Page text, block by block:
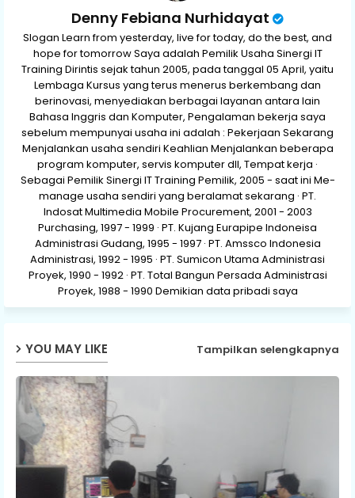
Denny Febiana Nurhidayat
Slogan Learn from yesterday, live for today, do the best, and
hope for tomorrow Saya adalah Pemilik Usaha Sinergi IT
Training Dirintis sejak tahun 2005, pada tanggal 05 April, yaitu
Lembaga Kursus yang terus menerus berkembang dan
berinovasi, menyediakan berbagai layanan antara lain
Bahasa Inggris dan Komputer, Pengalaman bekerja saya
sebelum mempunyai usaha ini adalah : Pekerjaan Sekarang
Menjalankan usaha sendiri Keahlian Menjalankan beberapa
program komputer, servis komputer dll, Tempat kerja ·
Sebagai Pemilik Sinergi IT Training Pemilik, 2005 - saat ini Me-
manage usaha sendiri yang beralamat sekarang · PT.
Indosat Multimedia Mobile Procurement, 2001 - 2003
Purchasing, 1997 - 1999 · PT. Kujang Eurapipe Indoneisa
Administrasi Gudang, 1995 - 1997 · PT. Amssco Indonesia
Administrasi, 1992 - 1995 · PT. Sumicon Utama Administrasi
Proyek, 1990 - 1992 · PT. Total Bangun Persada Administrasi
Proyek, 1988 - 1990 Demikian data pribadi saya
YOU MAY LIKE Tampilkan selengkapnya